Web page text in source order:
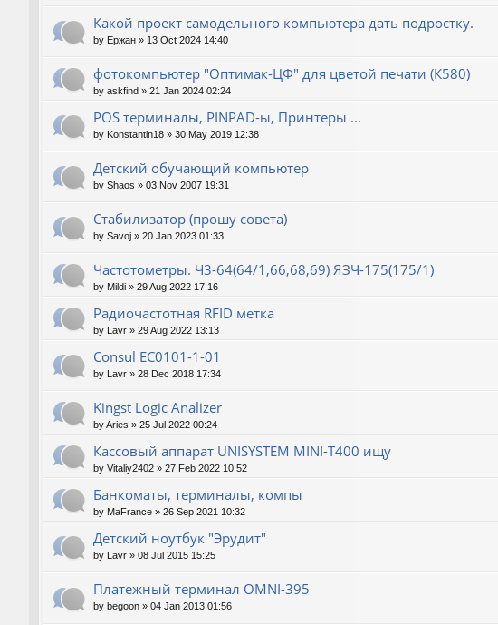
Какой проект самодельного компьютера дать подростку.
by Ержан » 13 Oct 2024 14:40
фотокомпьютер "Оптимак-ЦФ" для цветой печати (К580)
by askfind » 21 Jan 2024 02:24
POS терминалы, PINPAD-ы, Принтеры ...
by Konstantin18 » 30 May 2019 12:38
Детский обучающий компьютер
by Shaos » 03 Nov 2007 19:31
Стабилизатор (прошу совета)
by Savoj » 20 Jan 2023 01:33
Частотометры. Ч3-64(64/1,66,68,69) ЯЗЧ-175(175/1)
by Mildi » 29 Aug 2022 17:16
Радиочастотная RFID метка
by Lavr » 29 Aug 2022 13:13
Consul EC0101-1-01
by Lavr » 28 Dec 2018 17:34
Kingst Logic Analizer
byAries » 25 Jul 2022 00:24
Кассовый аппарат UNISYSTEM MINI-T400 ищу
by Vitaliy2402 » 27 Feb 2022 10:52
Банкоматы, терминалы, компы
by MaFrance » 26 Sep 2021 10:32
Детский ноутбук "Эрудит"
by Lavr » 08 Jul 2015 15:25
Платежный терминал OMNI-395
by begoon » 04 Jan 2013 01:56